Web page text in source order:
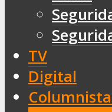
TV
Digital